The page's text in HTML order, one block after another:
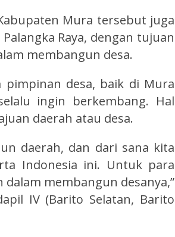
Mura tersebut juga
Raya, dengan tujuan
membangun desa.
pimpinan desa, baik di Mura
ingin berkembang. Hal
daerah atau desa.
daerah, dan dari sana kita
Indonesia ini. Untuk para
membangun desanya,”
IV (Barito Selatan, Barito